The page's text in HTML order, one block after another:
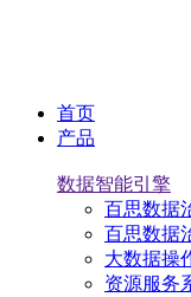
首页
产品
数据智能引擎
百思数据
百思数据
大数据操
资源服务